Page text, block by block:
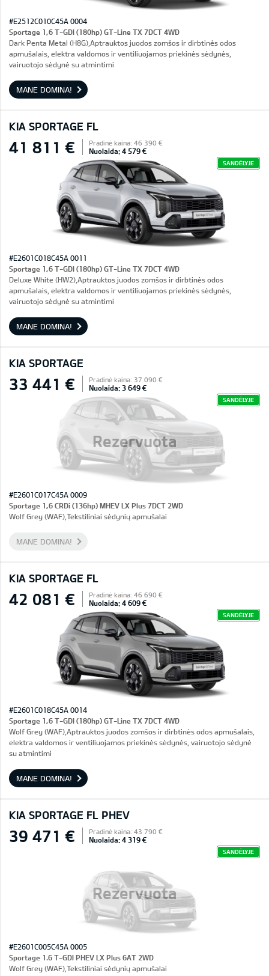
#E2512C010C45A 0004
Sportage 1,6 T-GDI (180hp) GT-Line TX 7DCT 4WD
Dark Penta Metal (H8G),Aptrauktos juodos zomšos ir dirbtinės odos
apmušalais, elektra valdomos ir ventiliuojamos priekinės sėdynės,
vairuotojo sėdynė su atmintimi
MANE DOMINA!
KIA SPORTAGE FL
41 811 € Pradinė kaina: 46 390 €
Nuolaida: 4 579 €
SANDĖLYJE
#E2601C018C45A 0011
Sportage 1,6 T-GDI (180hp) GT-Line TX 7DCT 4WD
Deluxe White (HW2),Aptrauktos juodos zomšos ir dirbtinės odos
apmušalais, elektra valdomos ir ventiliuojamos priekinės sėdynės,
vairuotojo sėdynė su atmintimi
MANE DOMINA!
KIA SPORTAGE
Rezervuota
33 441 € Pradinė kaina: 37 090 €
Nuolaida: 3 649 €
SANDĖLYJE
#E2601C017C45A 0009
Sportage 1,6 CRDi (136hp) MHEV LX Plus 7DCT 2WD
Wolf Grey (WAF),Tekstiliniai sėdynių apmušalai
MANE DOMINA!
KIA SPORTAGE FL
42 081 € Pradinė kaina: 46 690 €
Nuolaida: 4 609 €
SANDĖLYJE
#E2601C018C45A 0014
Sportage 1,6 T-GDI (180hp) GT-Line TX 7DCT 4WD
Wolf Grey (WAF),Aptrauktos juodos zomšos ir dirbtinės odos apmušalais,
elektra valdomos ir ventiliuojamos priekinės sėdynės, vairuotojo sėdynė
su atmintimi
MANE DOMINA!
KIA SPORTAGE FL PHEV
Rezervuota
39 471 € Pradinė kaina: 43 790 €
Nuolaida: 4 319 €
SANDĖLYJE
#E2601C005C45A 0005
Sportage 1.6 T-GDI PHEV LX Plus 6AT 2WD
Wolf Grey (WAF),Tekstiliniai sėdynių apmušalai